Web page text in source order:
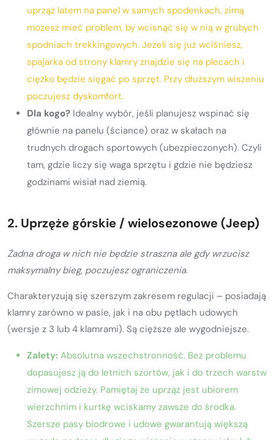
uprząż latem na panel w samych spodenkach, zimą
możesz mieć problem, by wcisnąć się w nią w grubych
spodniach trekkingowych. Jeżeli się już wciśniesz,
spajarka od strony klamry znajdzie się na plecach i
ciężko będzie sięgać po sprzęt. Przy dłuższym wiszeniu
poczujesz dyskomfort.
Dla kogo? Idealny wybór, jeśli planujesz wspinać się
głównie na panelu (ściance) oraz w skałach na
trudnych drogach sportowych (ubezpieczonych). Czyli
tam, gdzie liczy się waga sprzętu i gdzie nie będziesz
godzinami wisiał nad ziemią.
2. Uprzęże górskie / wielosezonowe (Jeep)
Żadna droga w nich nie będzie straszna ale gdy wrzucisz
maksymalny bieg, poczujesz ograniczenia.
Charakteryzują się szerszym zakresem regulacji – posiadają
klamry zarówno w pasie, jak i na obu pętlach udowych
(wersje z 3 lub 4 klamrami). Są cięższe ale wygodniejsze.
Zalety: Absolutna wszechstronność. Bez problemu
dopasujesz ją do letnich szortów, jak i do trzech warstw
zimowej odzieży. Pamiętaj że uprząż jest ubiorem
wierzchnim i kurtkę wciskamy zawsze do środka.
Szersze pasy biodrowe i udowe gwarantują większą